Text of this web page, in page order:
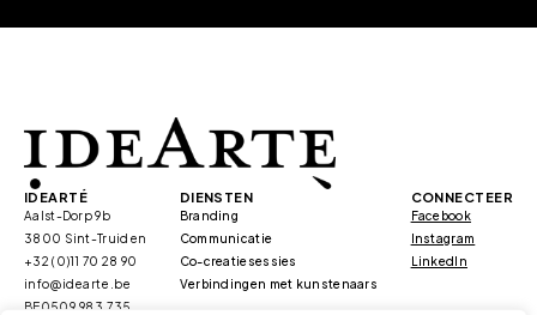
IDEARTÉ
Aalst-Dorp 9b
3800 Sint-Truiden
+32 (0)11 70 28 90
info@idearte.be
BE0509.983.735
DIENSTEN
Branding
Communicatie
Co-creatiesessies
Verbindingen met kunstenaars
CONNECTEER
Facebook
Instagram
LinkedIn